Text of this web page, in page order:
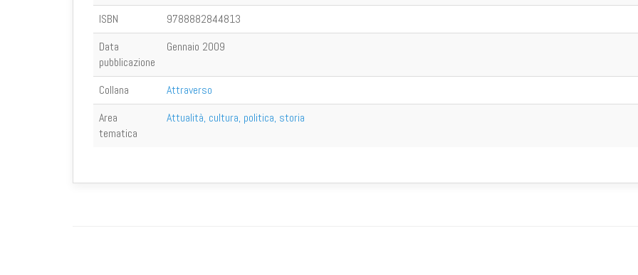
ISBN
9788882844813
Data
pubblicazione
Gennaio 2009
Collana
Attraverso
Area
tematica
Attualità, cultura, politica, storia